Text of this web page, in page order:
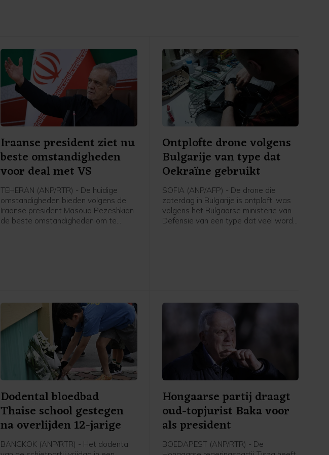
Iraanse president ziet nu
beste omstandigheden
voor deal met VS
TEHERAN (ANP/RTR) - De huidige
omstandigheden bieden volgens de
Iraanse president Masoud Pezeshkian
de beste omstandigheden om te
Ontplofte drone volgens
Bulgarije van type dat
Oekraïne gebruikt
SOFIA (ANP/AFP) - De drone die
zaterdag in Bulgarije is ontploft, was
volgens het Bulgaarse ministerie van
Defensie van een type dat veel wordt
Dodental bloedbad
Thaise school gestegen
na overlijden 12-jarige
BANGKOK (ANP/RTR) - Het dodental
Hongaarse partij draagt
oud-topjurist Baka voor
als president
BOEDAPEST (ANP/RTR) - De